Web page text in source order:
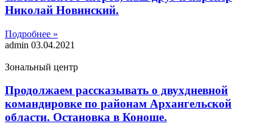
Николай Новинский.
Подробнее »
admin 03.04.2021
Зональный центр
Продолжаем рассказывать о двухдневной
командировке по районам Архангельской
области. Остановка в Коноше.